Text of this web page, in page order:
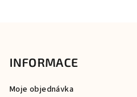
INFORMACE
Moje objednávka